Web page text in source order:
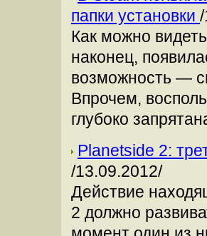
папки установки
Как можно
наконец,
возможность —
Впрочем,
глубоко
Planetside 2:
/13.09.2012/
Действие
2 должно